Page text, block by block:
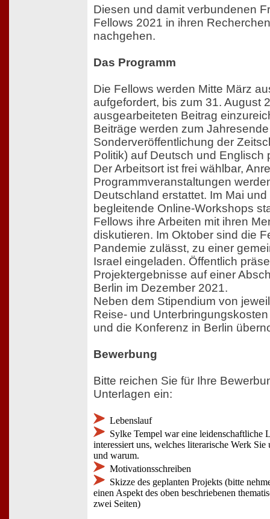
Diesen und damit verbundenen
Fellows 2021 in ihren
nachgehen.
Das Programm
Die Fellows werden Mitte März
aufgefordert, bis zum 31. August
ausgearbeiteten Beitrag
Beiträge werden zum
Sonderveröffentlichung der
Politik) auf Deutsch und Englisch
Der Arbeitsort ist frei wählbar,
Programmveranstaltungen
Deutschland erstattet. Im Mai
begleitende Online-Workshops
Fellows ihre Arbeiten mit ihren
diskutieren. Im Oktober sind die
Pandemie zulässt, zu einer
Israel eingeladen. Öffentlich
Projektergebnisse auf einer
Berlin im Dezember 2021.
Neben dem Stipendium von
Reise- und
und die Konferenz in Berlin
Bewerbung
Bitte reichen Sie für Ihre
Unterlagen ein:
Lebenslauf
Sylke Tempel war eine leidenschaftliche
interessiert uns, welches literarische Werk
und warum.
Motivationsschreiben
Skizze des geplanten Projekts (bitte
einen Aspekt des oben beschriebenen
zwei Seiten)